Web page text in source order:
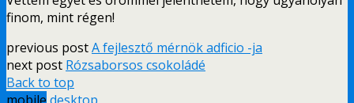
finom, mint régen!
previous postA fejlesztő mérnök adficio -ja
next post Rózsaborsos csokoládé
Back to top